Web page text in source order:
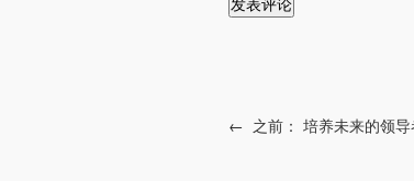
← 之前： 培养未来的领